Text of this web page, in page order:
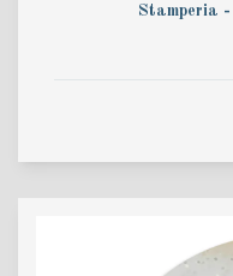
Stamperia